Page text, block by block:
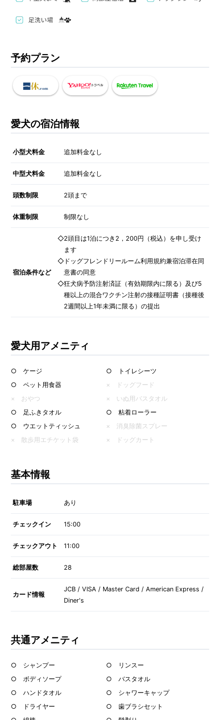
予約プラン
愛犬の宿泊情報
小型犬料金 追加料金なし
中型犬料金 追加料金なし
頭数制限 2頭まで
体重制限 制限なし
宿泊条件など
◇2頭目は1泊につき2，200円（税込）を申し受け
ます
◇ドッグフレンドリールーム利用規約兼宿泊滞在同
意書の同意
◇狂犬病予防注射済証（有効期限内に限る）及び5
種以上の混合ワクチン注射の接種証明書（接種後
2週間以上1年未満に限る）の提出
愛犬用アメニティ
○ ケージ
○ トイレシーツ
○ ペット用食器
× ドッグフード
× おやつ
× いぬ用バスタオル
○ 足ふきタオル
○ 粘着ローラー
○ ウエットティッシュ
× 消臭除菌スプレー
× 散歩用エチケット袋
× ドッグカート
基本情報
駐車場 あり
チェックイン 15:00
チェックアウト 11:00
総部屋数 28
カード情報
JCB / VISA / Master Card / American Express /
Diner's
共通アメニティ
○ シャンプー
○ リンスー
○ ボディソープ
○ バスタオル
○ ハンドタオル
○ シャワーキャップ
○ ドライヤー
○ 歯ブラシセット